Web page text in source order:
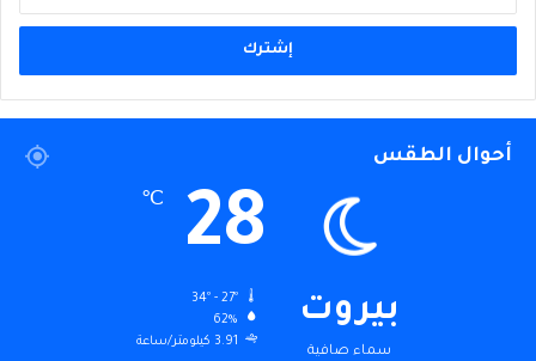
الإلكتروني
أحوال الطقس
بيروت
سماء صافية
28
℃
62%
3.91 كيلومتر/ساعة